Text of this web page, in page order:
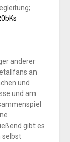
anderer
an
und
und am
gibt es
selbst